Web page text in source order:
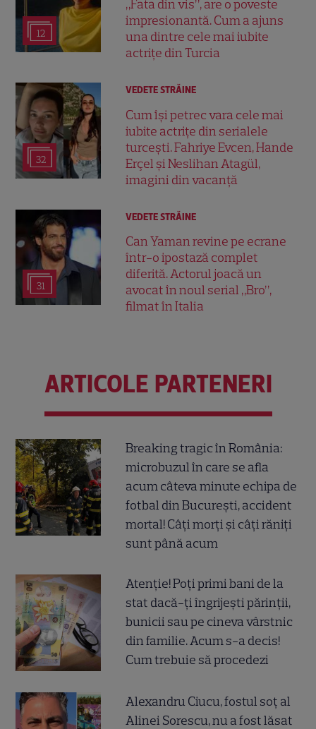
12
„Fata din vis”, are o poveste
impresionantă. Cum a ajuns
una dintre cele mai iubite
actrițe din Turcia
32
VEDETE STRĂINE
Cum își petrec vara cele mai
iubite actrițe din serialele
turcești. Fahriye Evcen, Hande
Erçel și Neslihan Atagül,
imagini din vacanță
31
VEDETE STRĂINE
Can Yaman revine pe ecrane
într-o ipostază complet
diferită. Actorul joacă un
avocat în noul serial „Bro”,
filmat în Italia
ARTICOLE PARTENERI
Breaking tragic în România:
microbuzul în care se afla
acum câteva minute echipa de
fotbal din București, accident
mortal! Câți morți și câți răniți
sunt până acum
Atenție! Poți primi bani de la
stat dacă-ți îngrijești părinții,
bunicii sau pe cineva vârstnic
din familie. Acum s-a decis!
Cum trebuie să procedezi
Alexandru Ciucu, fostul soț al
Alinei Sorescu, nu a fost lăsat